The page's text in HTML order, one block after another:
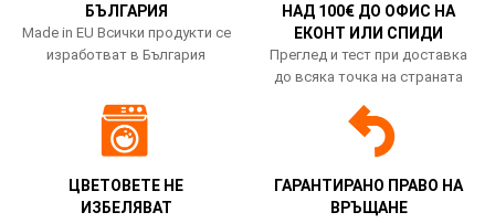
БЪЛГАРИЯ
Made in EU Всички продукти се
изработват в България
НАД 100€ ДО ОФИС НА
ЕКОНТ ИЛИ СПИДИ
Преглед и тест при доставка
до всяка точка на страната
ЦВЕТОВЕТЕ НЕ
ИЗБЕЛЯВАТ
ГАРАНТИРАНО ПРАВО НА
ВРЪЩАНЕ